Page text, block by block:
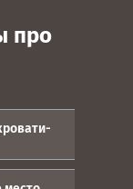
про